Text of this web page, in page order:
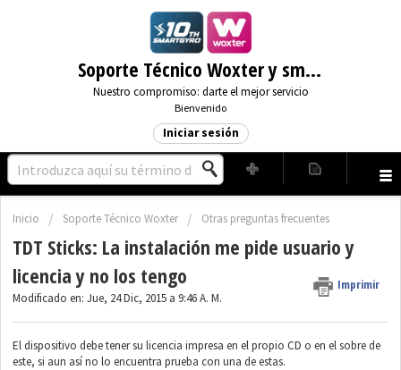
Soporte Técnico Woxter y smartGyro
Nuestro compromiso: darte el mejor servicio
Bienvenido
Iniciar sesión
Inicio Soporte Técnico Woxter Otras preguntas frecuentes
TDT Sticks: La instalación me pide usuario y
licencia y no los tengo
Imprimir
Modificado en: Jue, 24 Dic, 2015 a 9:46 A. M.
El dispositivo debe tener su licencia impresa en el propio CD o en el sobre de
este, si aun así no lo encuentra prueba con una de estas.